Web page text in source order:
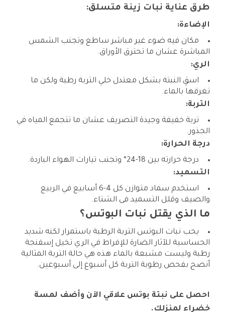
طرق عناية نبات زينة متسلق:
الإضاءة:
مكان فيه ضوء غير مباشر ساطع وتجنب الشمس
المباشرة عشان ما تحترق الأوراق.
الري:
اسقِ النبتة بشكل معتدل خلي التربة رطبة ولكن ما
تغرقها بالماء.
التربة:
تربة خفيفة وجيدة التصريف عشان ما تتجمع المياه في
الجذور.
درجة الحرارة:
درجة حرارته بين 18-24° وتجنب تيارات الهواء الباردة.
التسميد:
استخدم سماد متوازن كل 4-6 أسابيع في الربيع
والصيف وقلل التسميد فى الشتاء.
ما الذي يقتل نبات البوتس؟
يحب نبات البوتس التربة الرطبة باستمرار لكنه شديد
الحساسية للآثار الضارة للإفراط في الري تخيل إسفنجة
رطبة وليست مشبعة بالماء هذه هي حالة التربة المثالية
أنصح بفحص رطوبة التربة كل أسبوع إلى أسبوعين.
احصل على نبتة بوتس علاقي الآن وأضف لمسة
خضراء لمنزلك.